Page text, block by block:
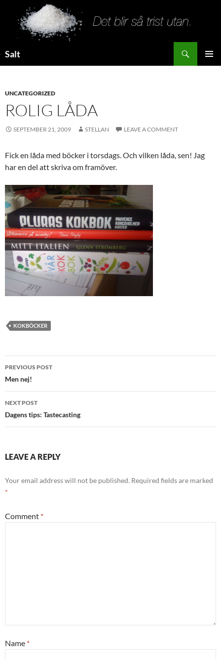
Salt
UNCATEGORIZED
ROLIG LÅDA
SEPTEMBER 21, 2009 STELLAN LEAVE A COMMENT
Fick en låda med böcker i torsdags. Och vilken låda, sen! Jag
har en del att skriva om framöver.
KOKBÖCKER
Post
navigation
PREVIOUS POST
Men nej!
NEXT POST
Dagens tips: Tastecasting
LEAVE A REPLY
Your email address will not be published. Required fields are marked
*
Comment *
Name *